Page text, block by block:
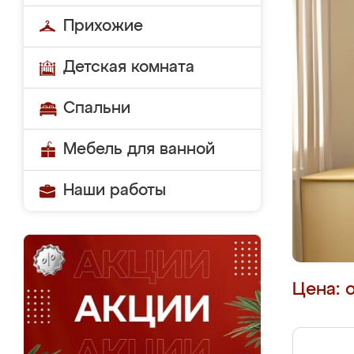
Прихожие
Детская комната
Спальни
Мебель для ванной
Наши работы
Цена: